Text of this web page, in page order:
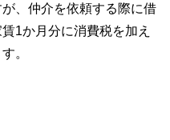
、仲介を依頼する際に借
1か月分に消費税を加え
。